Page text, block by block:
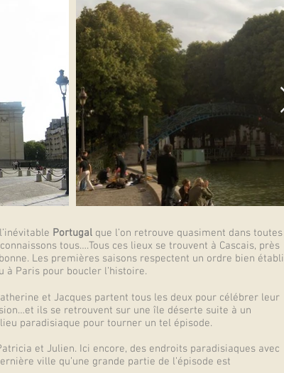
Portugal que l’on retrouve quasiment dans toutes
tous….Tous ces lieux se trouvent à Cascais, près
Les premières saisons respectent un ordre bien établi
Paris pour boucler l’histoire.
et Jacques partent tous les deux pour célébrer leur
ils se retrouvent sur une île déserte suite à un
paradisiaque pour tourner un tel épisode.
et Julien. Ici encore, des endroits paradisiaques avec
ville qu’une grande partie de l’épisode est